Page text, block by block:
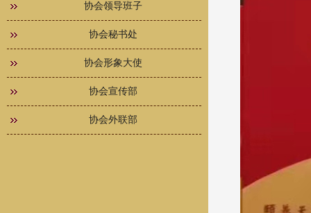
协会领导班子
协会秘书处
协会形象大使
协会宣传部
协会外联部